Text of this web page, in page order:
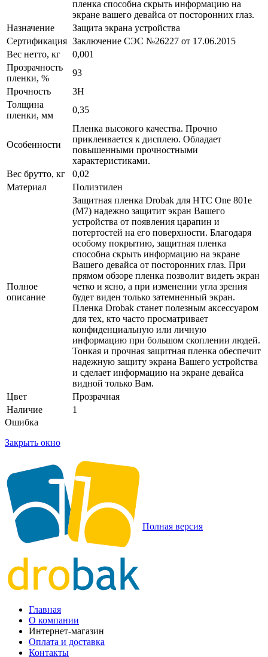
пленка способна скрыть информацию на
экране вашего девайса от посторонних глаз.
Назначение
Защита экрана устройства
Сертификация Заключение СЭС №26227 от 17.06.2015
Вес нетто, кг
0,001
Прозрачность
пленки, %
93
Прочность
3H
Толщина
пленки, мм
0,35
Особенности
Пленка высокого качества. Прочно
приклеивается к дисплею. Обладает
повышенными прочностными
характеристиками.
Вес брутто, кг
0,02
Материал
Полиэтилен
Полное
описание
Защитная пленка Drobak для HTC One 801e
(M7) надежно защитит экран Вашего
устройства от появления царапин и
потертостей на его поверхности. Благодаря
особому покрытию, защитная пленка
способна скрыть информацию на экране
Вашего девайса от посторонних глаз. При
прямом обзоре пленка позволит видеть экран
четко и ясно, а при изменении угла зрения
будет виден только затемненный экран.
Пленка Drobak станет полезным аксессуаром
для тех, кто часто просматривает
конфиденциальную или личную
информацию при большом скоплении людей.
Тонкая и прочная защитная пленка обеспечит
надежную защиту экрана Вашего устройства
и сделает информацию на экране девайса
видной только Вам.
Цвет
Прозрачная
Наличие
1
Ошибка
Закрыть окно
Полная версия
Главная
О компании
Интернет-магазин
Оплата и доставка
Контакты